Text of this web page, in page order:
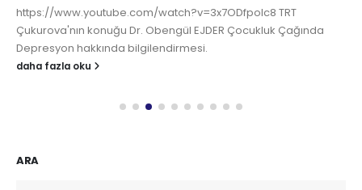
https://www.youtube.com/watch?v=3x7ODfpoIc8 TRT
Çukurova'nın konuğu Dr. Obengül EJDER Çocukluk Çağında
Depresyon hakkında bilgilendirmesi.
daha fazla oku
ARA